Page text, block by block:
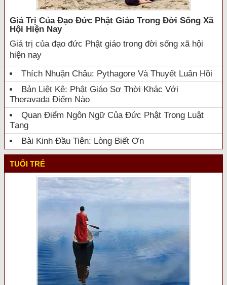
Giá Trị Của Đạo Đức Phật Giáo Trong Đời Sống Xã
Hội Hiện Nay
Giá trị của đạo đức Phật giáo trong đời sống xã hội
hiện nay
Thích Nhuận Châu: Pythagore Và Thuyết Luân Hồi
Bản Liệt Kê: Phật Giáo Sơ Thời Khác Với
Theravada Điểm Nào
Quan Điểm Ngôn Ngữ Của Đức Phật Trong Luật
Tạng
Bài Kinh Đầu Tiên: Lòng Biết Ơn
TUỔI TRẺ